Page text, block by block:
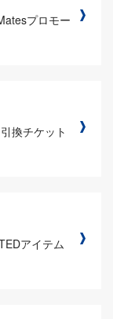
プロモー
換チケット
アイテム